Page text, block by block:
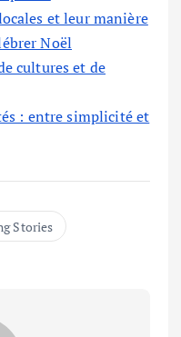
et leur manière
Noël
cultures et de
: entre simplicité et
Stories